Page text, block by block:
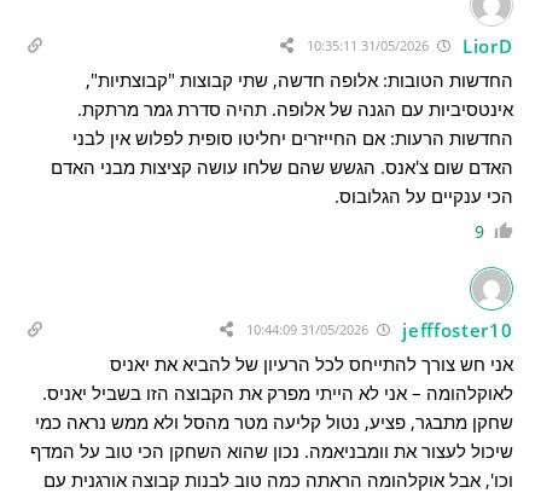
LiorD
החדשות הטובות: אלופה חדשה, שתי קבוצות "קבוצתיות",
אינטסיביות עם הגנה של אלופה. תהיה סדרת גמר מרתקת.
החדשות הרעות: אם החייזרים יחליטו סופית לפלוש אין לבני
האדם שום צ'אנס. הגשש שהם שלחו עושה קציצות מבני האדם
הכי ענקיים על הגלובוס.
9
jefffoster10
אני חש צורך להתייחס לכל הרעיון של להביא את יאניס
לאוקלהומה – אני לא הייתי מפרק את הקבוצה הזו בשביל יאניס.
שחקן מתבגר, פציע, נטול קליעה מטר מהסל ולא ממש נראה כמי
שיכול לעצור את וומבניאמה. נכון שהוא השחקן הכי טוב על המדף
וכו', אבל אוקלהומה הראתה כמה טוב לבנות קבוצה אורגנית עם